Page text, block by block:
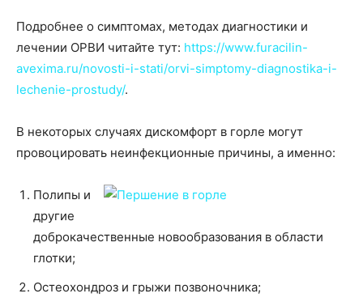
Подробнее о симптомах, методах диагностики и
лечении ОРВИ читайте тут: https://www.furacilin-
avexima.ru/novosti-i-stati/orvi-simptomy-diagnostika-i-
lechenie-prostudy/.
В некоторых случаях дискомфорт в горле могут
провоцировать неинфекционные причины, а именно:
Полипы и
другие
доброкачественные новообразования в области
глотки;
Остеохондроз и грыжи позвоночника;